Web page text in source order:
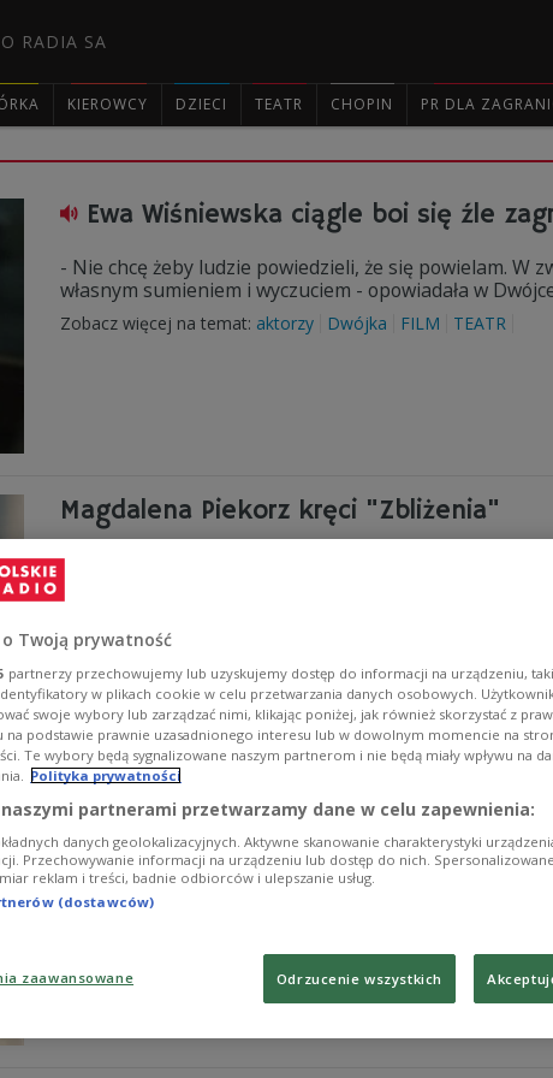
RADIA SA
KIEROWCY DZIECI TEATR CHOPIN PR DLA
Ewa Wiśniewska ciągle boi się źle
- Nie chcę żeby ludzie powiedzieli, że się powielam. W
własnym sumieniem i wyczuciem - opowiadała w
Zobacz więcej na temat: aktorzy Dwójka FILM TEATR
Magdalena Piekorz kręci "Zbliżenia"
Bohaterką wieczornego "Spotkania z mistrzem"
Zobacz więcej na temat:
Ewa Wiśniewska nagrodzona w Chinach
Ewa Wiśniewska, odtwórczyni głównej roli w filmie
dla najlepszego aktora na 22. festiwalu filmowym
poinformowało Stowarzyszenie Filmowców Polskich.
Twoją prywatność
partnerzy przechowujemy lub uzyskujemy dostęp do informacji na urządzeniu,
w plikach cookie w celu przetwarzania danych osobowych.
swoje wybory lub zarządzać nimi, klikając poniżej, jak również skorzystać z
na podstawie prawnie uzasadnionego interesu lub w dowolnym momencie na
Te wybory będą sygnalizowane naszym partnerom i nie będą miały wpływu na
Polityka prywatności
partnerami przetwarzamy dane w celu zapewnienia:
danych geolokalizacyjnych. Aktywne skanowanie charakterystyki
Przechowywanie informacji na urządzeniu lub dostęp do nich.
reklam i treści, badnie odbiorców i ulepszanie usług.
(dostawców)
zaawansowane Odrzucenie wszystkich